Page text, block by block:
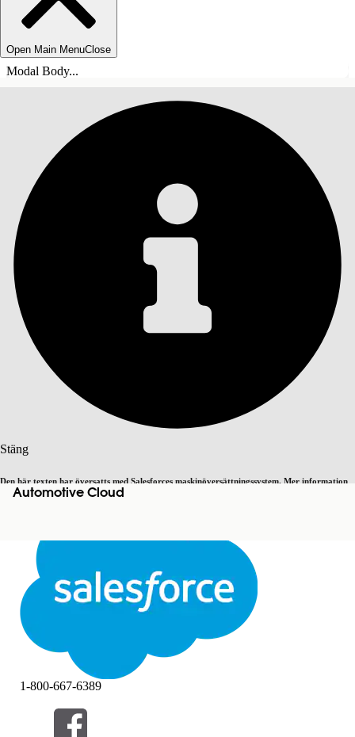
Open Main MenuClose
Modal Body...
Stäng
Den här texten har översatts med Salesforces maskinöversättningssystem. Mer information
. Byt till engelska Inte nu
StängStäng
Automotive Cloud
Innehållsförteckningar
INNEHÅLLSFÖRTECKNINGAR
Filter (0)
1-800-667-6389